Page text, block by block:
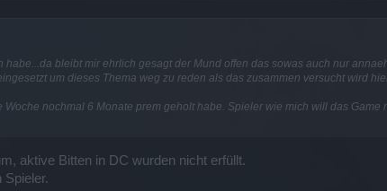
habe...da bleibt mir ehrlich gesagt der Mund offen das sowas auch nur
um dieses Thema weg zu reden als das zusammen versucht wird
nochmal 6 Monate prem geholt habe. Spieler wie mich will das Game
aktive Bitten in DC wurden nicht erfüllt.
Spieler.